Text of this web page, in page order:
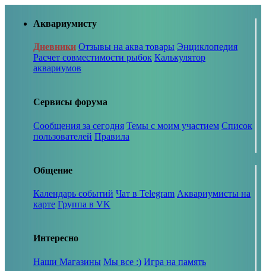
Аквариумисту
Дневники Отзывы на аква товары Энциклопедия
Расчет совместимости рыбок Калькулятор
аквариумов
Сервисы форума
Сообщения за сегодня Темы с моим участием Список
пользователей Правила
Общение
Календарь событий Чат в Telegram Аквариумисты на
карте Группа в VK
Интересно
Наши Магазины Мы все :) Игра на память